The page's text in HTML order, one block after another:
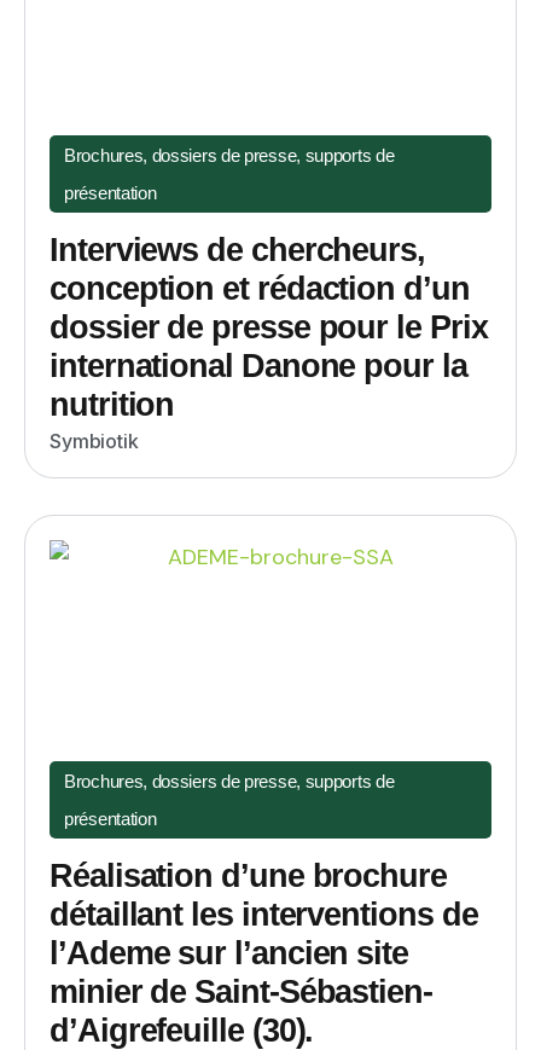
Brochures, dossiers de presse, supports de
présentation
Interviews de chercheurs,
conception et rédaction d’un
dossier de presse pour le Prix
international Danone pour la
nutrition
Symbiotik
Brochures, dossiers de presse, supports de
présentation
Réalisation d’une brochure
détaillant les interventions de
l’Ademe sur l’ancien site
minier de Saint-Sébastien-
d’Aigrefeuille (30).